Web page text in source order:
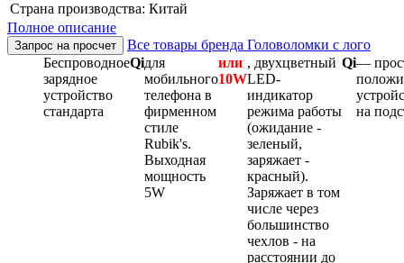
Страна производства: Китай
Полное описание
Запрос на просчет
Все товары бренда Головоломки с лого
Беспроводное
зарядное
устройство
стандарта
Qiдля
мобильного
телефона в
фирменном
стиле
Rubik's.
Выходная
мощность
5W
или
10W
, двухцветный
LED-
индикатор
режима работы
(ожидание -
зеленый,
заряжает -
красный).
Заряжает в том
числе через
большинство
чехлов - на
расстоянии до
Qi—
на